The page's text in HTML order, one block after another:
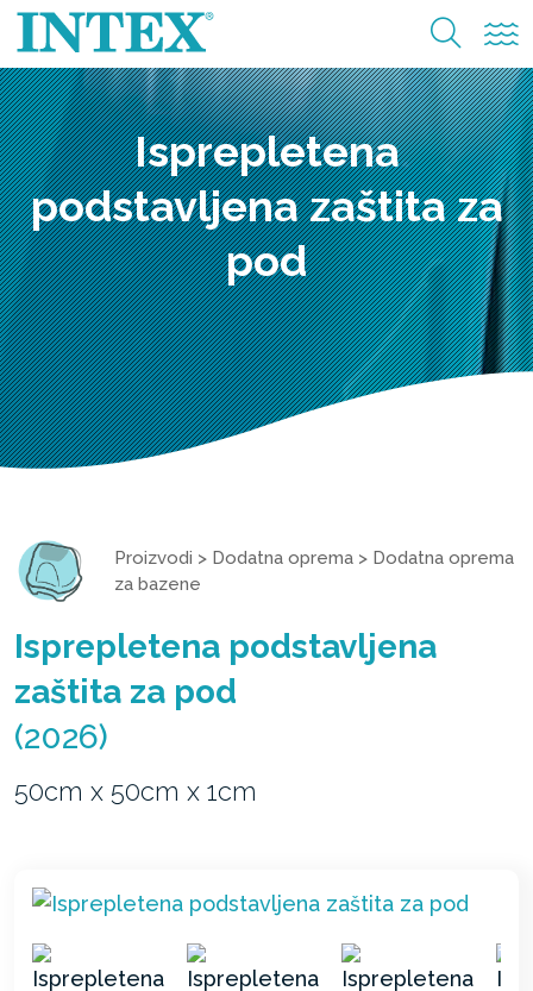
Isprepletena
podstavljena zaštita za
pod
Proizvodi > Dodatna oprema > Dodatna oprema
za bazene
Isprepletena podstavljena
zaštita za pod
(2026)
50cm x 50cm x 1cm